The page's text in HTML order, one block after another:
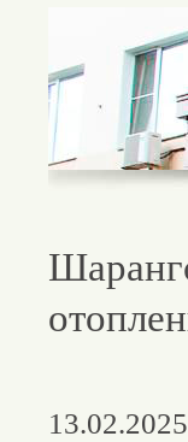
13.02.2025